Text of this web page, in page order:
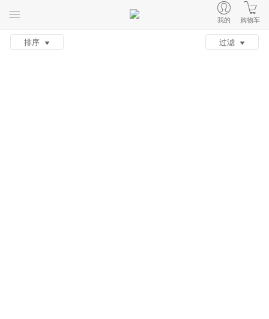
我的 购物车
排序 过滤